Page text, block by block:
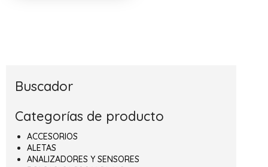
Buscador
Categorías de producto
ACCESORIOS
ALETAS
ANALIZADORES Y SENSORES